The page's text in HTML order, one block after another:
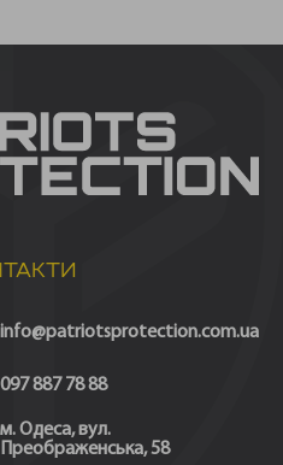
info@patriotsprotection.com.ua
097 887 78 88
м. Одеса, вул.
Преображенська, 58